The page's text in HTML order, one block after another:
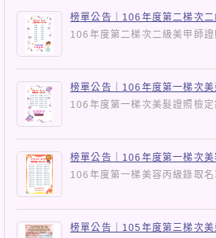
榜單公告｜106年度第二梯次
106年度第二梯次二級美甲師
榜單公告｜106年度第一梯次
106年度第一梯次美髮證照檢
榜單公告｜106年度第一梯次
106年度第一梯美容丙級錄取
榜單公告｜105年度第三梯次